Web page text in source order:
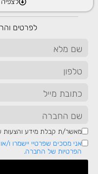
ההייטק בישראל, אינם בעלי
אני מסכים
לפרטים
מאשר/ת קבלת מידע והצעות
אני מסכים שפרטיי יישמרו
הפרטיות של החברה.